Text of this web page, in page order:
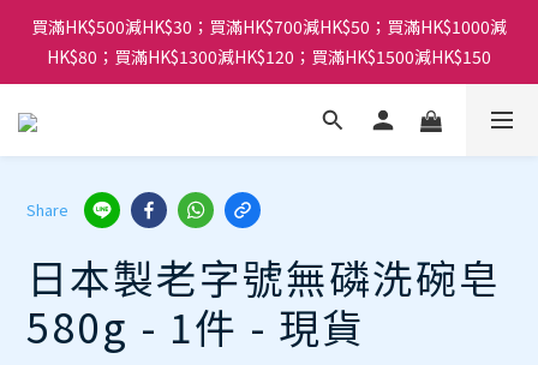
買滿HK$500減HK$30；買滿HK$700減HK$50；買滿HK$1000減
HK$80；買滿HK$1300減HK$120；買滿HK$1500減HK$150
Share
日本製老字號無磷洗碗皂
580g - 1件 - 現貨